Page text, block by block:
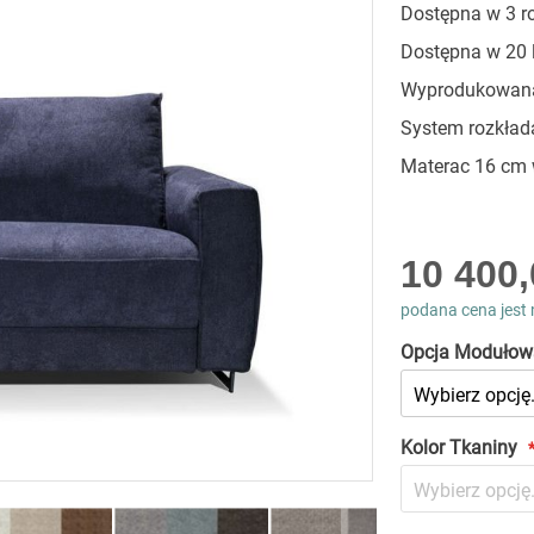
Dostępna w 3
Dostępna w
System
Materac 16 cm
As
low
as
10
podana cena jest
Opcja
Kolor Tkaniny